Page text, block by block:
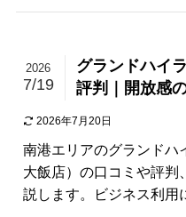
グランドハイ
評判｜開放感
2026
7/19
2026年7月20日
南港エリアのグランドハ
大飯店）の口コミや評判
説します。ビジネス利用